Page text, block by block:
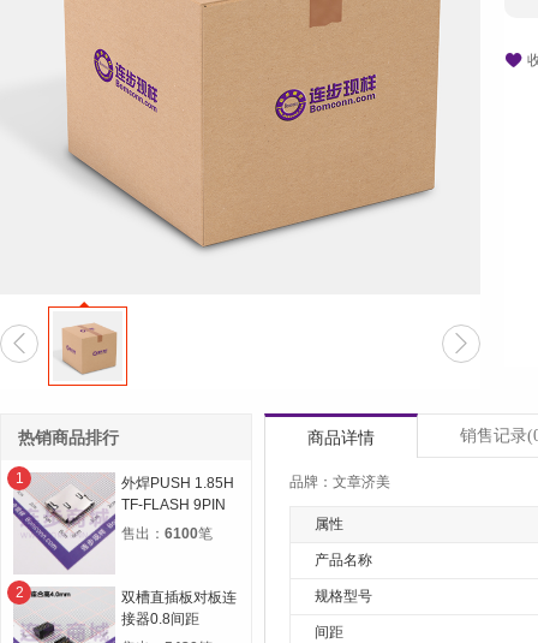
 

商品详情 销售记录
品牌：文章济美
属性
产品名称
规格型号
间距
热销商品排行
1
外焊PUSH 1.85H
TF-FLASH 9PIN
MICRO SD CARD
售出： 6100笔
2
双槽直插板对板连
接器0.8间距